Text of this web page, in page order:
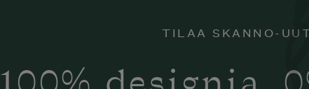
TILAA SKANNO-